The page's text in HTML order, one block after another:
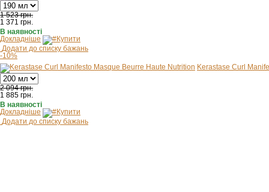
1 523 грн.
1 371 грн.
В наявності
Докладніше
Купити
Додати до списку бажань
-10%
Kerastase Curl
2 094 грн.
1 885 грн.
В наявності
Докладніше
Купити
Додати до списку бажань